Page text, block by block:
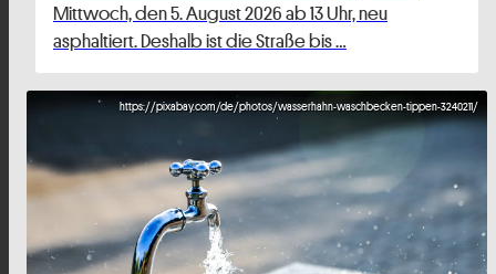
Mittwoch, den 5. August 2026 ab 13 Uhr, neu
asphaltiert. Deshalb ist die Straße bis …
https://pixabay.com/de/photos/wasserhahn-waschbecken-tippen-3240211/